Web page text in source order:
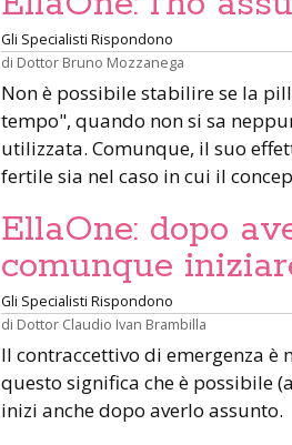
Gli Specialisti Rispondono
di Dottor Bruno Mozzanega
Non è possibile stabilire se la
tempo", quando non si sa
utilizzata. Comunque, il suo
fertile sia nel caso in cui il
EllaOne: dopo
comunque
Gli Specialisti Rispondono
di Dottor Claudio Ivan Brambilla
Il contraccettivo di emergenza è
questo significa che è possibile
inizi anche dopo averlo assunto.